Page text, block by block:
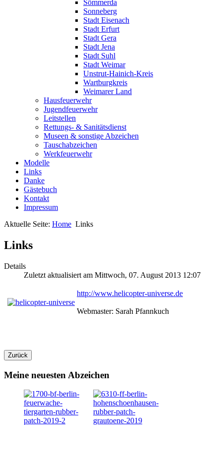
Sömmerda
Sonneberg
Stadt Eisenach
Stadt Erfurt
Stadt Gera
Stadt Jena
Stadt Suhl
Stadt Weimar
Unstrut-Hainich-Kreis
Wartburgkreis
Weimarer Land
Hausfeuerwehr
Jugendfeuerwehr
Leitstellen
Rettungs- & Sanitätsdienst
Museen & sonstige Abzeichen
Tauschabzeichen
Werkfeuerwehr
Modelle
Links
Danke
Gästebuch
Kontakt
Impressum
Aktuelle Seite: Home Links
Links
Details
Zuletzt aktualisiert am Mittwoch, 07. August 2013 12:07
http://www.helicopter-universe.de
Webmaster: Sarah Pfannkuch
Meine neuesten Abzeichen